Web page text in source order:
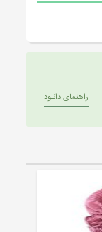
راهنمای دانلود